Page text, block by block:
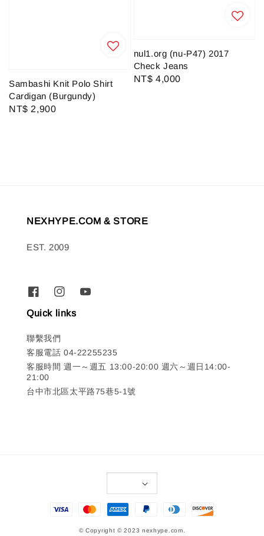
Sambashi Knit Polo Shirt
Cardigan (Burgundy)
Regular
NT$ 2,900
nul1.org (nu-P47) 2017
Check Jeans
Regular
NT$ 4,000
NEXHYPE.COM & STORE
EST. 2009
Quick links
聯繫我們
客服電話 04-22255235
客服時間 週一～週五 13:00-20:00 週六～週日14:00-
21:00
台中市北區太平路75巷5-1號
© Copyright © 2023 nexhype.com.